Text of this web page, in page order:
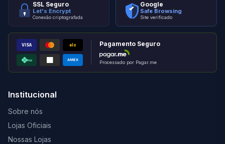
SSL Seguro
Let's Encrypt
Conexão criptografada
Google
Safe Browsing
Site verificado
VISA elo
PIX AMEX
Pagamento Seguro
Processado por Pagar.me
Institucional
Sobre nós
Lojas Oficiais
Nossas Lojas